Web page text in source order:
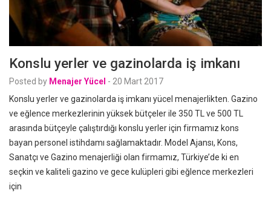
Konslu yerler ve gazinolarda iş imkanı
Posted by Menajer Yücel - 20 Mart 2017
Konslu yerler ve gazinolarda iş imkanı yücel menajerlikten. Gazino
ve eğlence merkezlerinin yüksek bütçeler ile 350 TL ve 500 TL
arasında bütçeyle çalıştırdığı konslu yerler için firmamız kons
bayan personel istihdamı sağlamaktadır. Model Ajansı, Kons,
Sanatçı ve Gazino menajerliği olan firmamız, Türkiye’de ki en
seçkin ve kaliteli gazino ve gece kulüpleri gibi eğlence merkezleri
için